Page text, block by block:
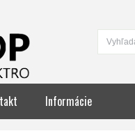
Informácie